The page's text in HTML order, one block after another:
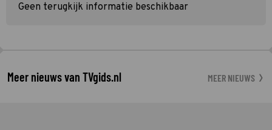
Geen terugkijk informatie beschikbaar
Meer nieuws van TVgids.nl MEER NIEUWS